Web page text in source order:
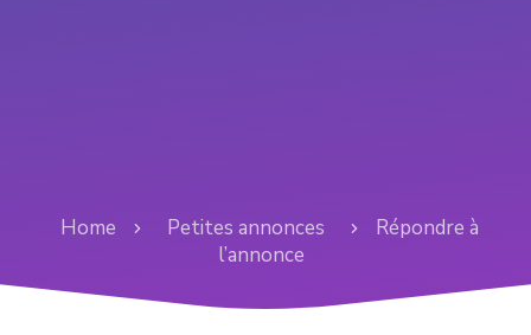
Home Petites annonces
Répondre à
l’annonce